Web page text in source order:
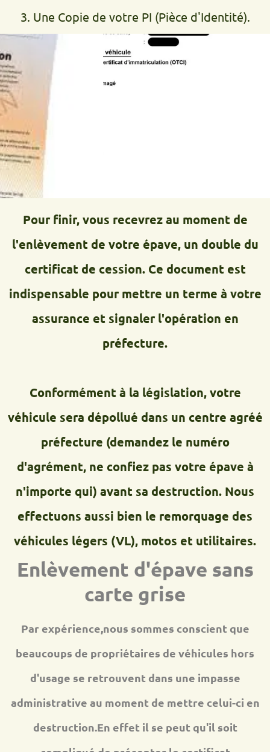
3. Une Copie de votre PI (Pièce d'Identité).
Pour finir, vous recevrez au moment de
l'enlèvement de votre épave, un double du
certificat de cession. Ce document est
indispensable pour mettre un terme à votre
assurance et signaler l'opération en
préfecture.
Conformément à la législation, votre
véhicule sera dépollué dans un centre agréé
préfecture (demandez le numéro
d'agrément, ne confiez pas votre épave à
n'importe qui) avant sa destruction. Nous
effectuons aussi bien le remorquage des
véhicules légers (VL), motos et utilitaires.
Enlèvement d'épave sans
carte grise
Par expérience,nous sommes conscient que
beaucoups de propriétaires de véhicules hors
d'usage se retrouvent dans une impasse
administrative au moment de mettre celui-ci en
destruction.En effet il se peut qu'il soit